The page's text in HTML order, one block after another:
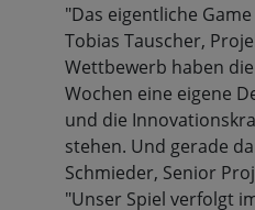
"Das eigentliche
Tobias Tauscher,
Wettbewerb haben
Wochen eine eigene
und die
stehen. Und gerade
Schmieder, Senior
"Unser Spiel verfolgt